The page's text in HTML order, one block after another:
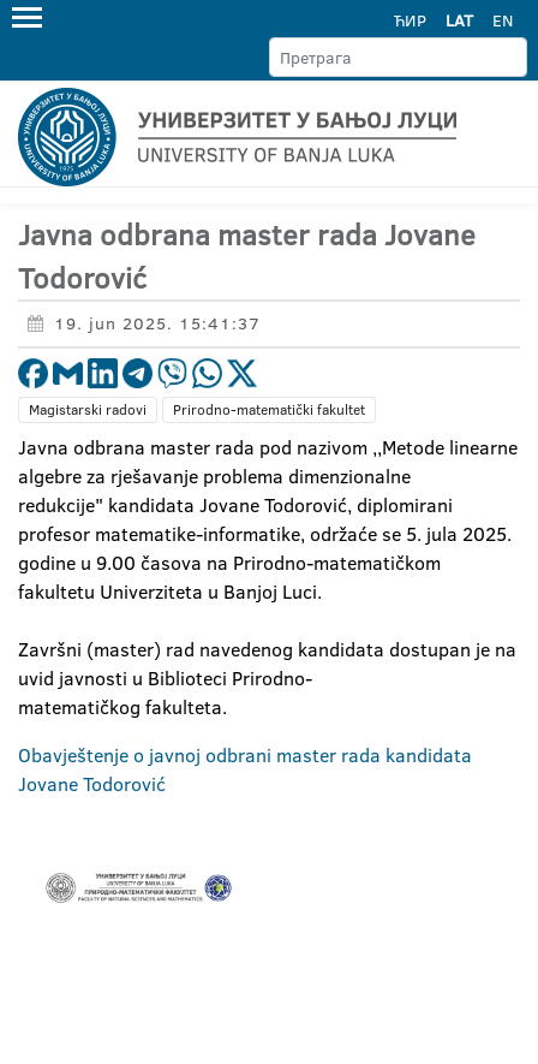
ЋИР LAT EN
Javna odbrana master rada Jovane
Todorović
19. jun 2025. 15:41:37
Magistarski radovi Prirodno-matematički fakultet
Javna odbrana master rada pod nazivom ,,Metode linearne
algebre za rješavanje problema dimenzionalne
redukcije" kandidata Jovane Todorović, diplomirani
profesor matematike-informatike, održaće se 5. jula 2025.
godine u 9.00 časova na Prirodno-matematičkom
fakultetu Univerziteta u Banjoj Luci.
Završni (master) rad navedenog kandidata dostupan je na
uvid javnosti u Biblioteci Prirodno-
matematičkog fakulteta.
Obavještenje o javnoj odbrani master rada kandidata
Jovane Todorović